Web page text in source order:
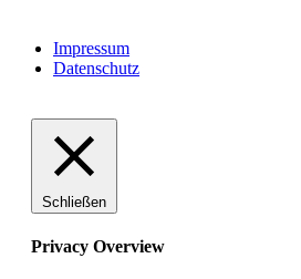
Impressum
Datenschutz
Schließen
Privacy Overview